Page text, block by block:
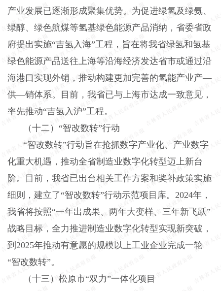
产业发展已逐渐形成聚集优势。为促进绿氢及绿氨、
绿醇、绿色航煤等氢基绿色能源产品消纳，省委省政
府提出实施“吉氢入海”工程，旨在将我省绿氢和氢基
绿色能源产品送往上海等沿海经济发达省市或通过沿
海港口实现外销，推动构建更加完善的氢能产业产—
供—销体系。目前，我省已与上海市达成一致意见，
率先推动“吉氢入沪”工程。
（十二）“智改数转”行动
“智改数转”行动旨在抢抓数字产业化、产业数字
化重大机遇，推动全省制造业数字化转型迈上新台
阶。目前，我省已出台相关工作方案和奖补政策实施
细则，建立了“智改数转”行动示范项目库。 2024年，
我省将按照“一年出成果、两年大变样、三年新飞跃”
战略目标，全力推进制造业数字化转型实现新突破，
到 2025年推动有意愿的规模以上工业企业完成一轮
“智改数转”。
（十三）松原市“双力”一体化项目